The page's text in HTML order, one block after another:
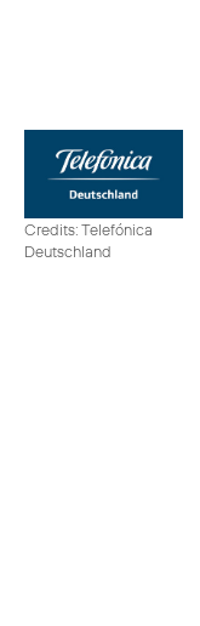
Credits: Telefónica
Deutschland